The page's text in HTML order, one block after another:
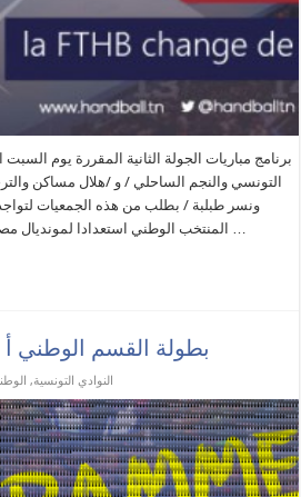
برنامج مباريات الجولة الثانية المقررة يوم
التونسي والنجم الساحلي / و /هلال مساكن
ونسر طبلبة / بطلب من هذه الجمعيات
المنتخب الوطني استعدادا لمونديال مصر 2021. تعيينات الجولة الثانية من …
بطولة القسم الوطني أ
النوادي التونسية,